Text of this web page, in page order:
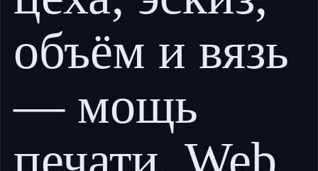
объём и вязь
— мощь